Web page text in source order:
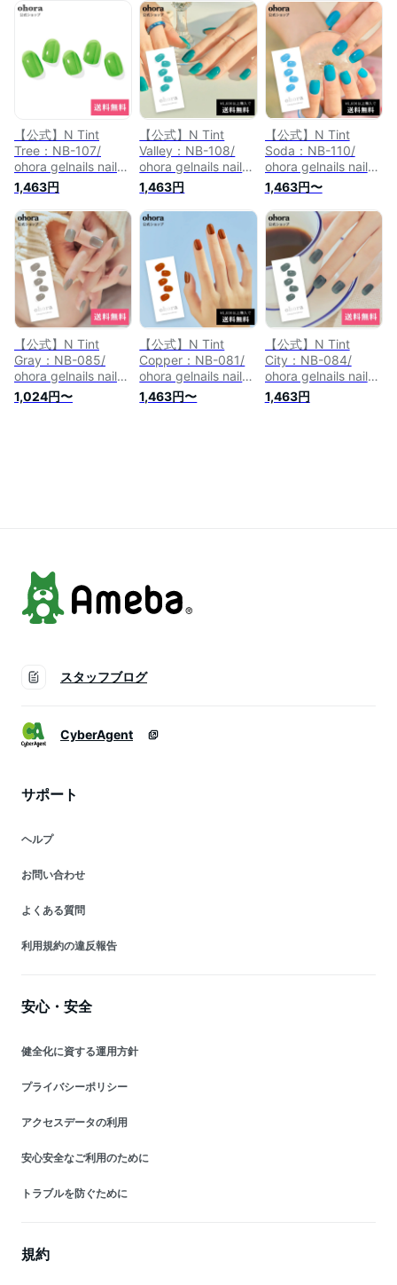
ール セルフネイル
ネイルステッカー お
うちネイル ネイルデ
ザイン ジェルネイル
シール ネイルステッ
ネイルパーツ ネイル
チップ カラージェル
ール セルフネイル
ネイルステッカー お
うちネイル ネイルデ
ザイン ジェルネイル
シール ネイルステッ
カー ネイルオイル
ネイルパーツ ネイル
チップ カラージェル
ール セルフネイル
ネイルステッカー お
うちネイル ネイルデ
ザイン ジェルネイル
シール ネイルステッ
カー ネイルオイル
ネイルパーツ ネイル
チップ カラージェル
【公式】N Tint
Tree：NB-107/
ohora gelnails nail
オホーラ ネイル ジ
ェルネイル ネイルシ
ール セルフネイル
ネイルステッカー お
うちネイル ネイルデ
ザイン ジェルネイル
シール ネイルステッ
カー ネイルオイル
ネイルパーツ ネイル
チップ カラージェル
1,463円
【公式】N Tint
Valley：NB-108/
ohora gelnails nail
オホーラ ネイル ジ
ェルネイル ネイルシ
ール セルフネイル
ネイルステッカー お
うちネイル ネイルデ
ザイン ジェルネイル
シール ネイルステッ
カー ネイルオイル
ネイルパーツ ネイル
チップ カラージェル
1,463円
【公式】N Tint
Soda：NB-110/
ohora gelnails nail
オホーラ ネイル ジ
ェルネイル ネイルシ
ール セルフネイル
ネイルステッカー お
うちネイル ネイルデ
ザイン ジェルネイル
シール ネイルステッ
カー ネイルオイル
ネイルパーツ ネイル
チップ カラージェル
1,463円〜
【公式】N Tint
Gray：NB-085/
ohora gelnails nail
オホーラ ネイル ジ
ェルネイル ネイルシ
1,024円〜
【公式】N Tint
Copper：NB-081/
ohora gelnails nail
オホーラ ネイル ジ
ェルネイル ネイルシ
1,463円〜
【公式】N Tint
City：NB-084/
ohora gelnails nail
オホーラ ネイル ジ
ェルネイル ネイルシ
1,463円
スタッフブログ
CyberAgent
サポート
ヘルプ
お問い合わせ
よくある質問
利用規約の違反報告
安心・安全
健全化に資する運用方針
プライバシーポリシー
アクセスデータの利用
安心安全なご利用のために
トラブルを防ぐために
規約